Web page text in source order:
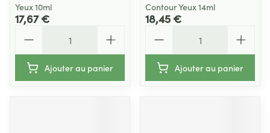
Yeux 10ml
17,67 €
Ajouter au panier
Contour Yeux 14ml
18,45 €
Ajouter au panier